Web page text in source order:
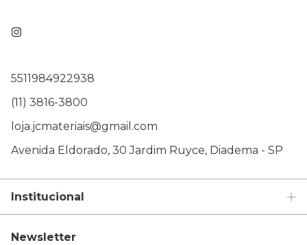
5511984922938
(11) 3816-3800
loja.jcmateriais@gmail.com
Avenida Eldorado, 30 Jardim Ruyce, Diadema - SP
Institucional
Newsletter